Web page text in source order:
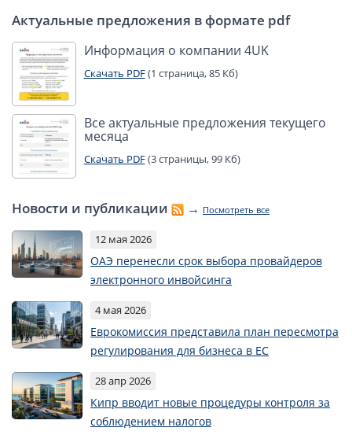
Актуальные предложения в формате pdf
Информация о компании 4UK
Скачать PDF(1 страница, 85 Кб)
Все актуальные предложения текущего
месяца
Скачать PDF(3 страницы, 99 Кб)
Новости и публикации → Посмотреть все
12 мая 2026
ОАЭ перенесли срок выбора провайдеров
электронного инвойсинга
4 мая 2026
Еврокомиссия представила план пересмотра
регулирования для бизнеса в ЕС
28 апр 2026
Кипр вводит новые процедуры контроля за
соблюдением налогов